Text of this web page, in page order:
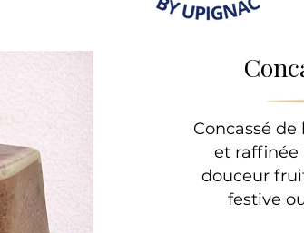
Concassé
et raffinée
douceur
festive